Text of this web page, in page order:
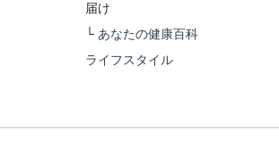
届け
└ あなたの健康百科
ライフスタイル